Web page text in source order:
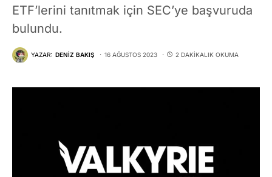
ETF’lerini tanıtmak için SEC’ye başvuruda
bulundu.
YAZAR: DENIZ BAKIŞ 16 AĞUSTOS 2023 2 DAKIKALIK OKUMA